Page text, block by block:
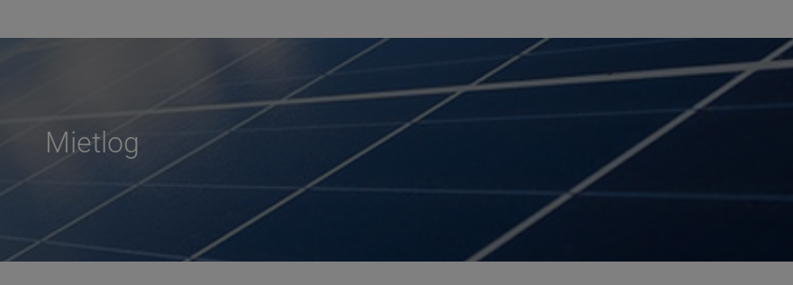
Mietlog